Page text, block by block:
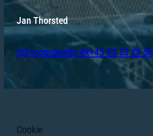
Jan Thorsted
jt@1community.dk+45 53 53 28 50
Cookie